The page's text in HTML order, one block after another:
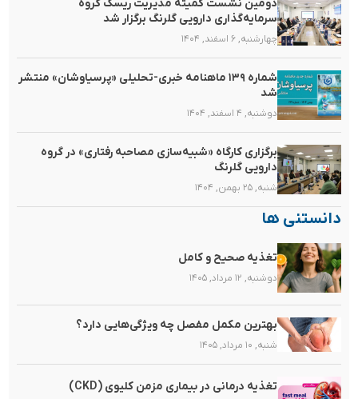
دومین نشست کمیته مدیریت ریسک گروه
سرمایه‌گذاری دارویی گلرنگ برگزار شد
چهارشنبه, ۶ اسفند, ۱۴۰۴
شماره ۱۳۹ ماهنامه خبری-تحلیلی «پرسیاوشان» منتشر
شد
دوشنبه, ۴ اسفند, ۱۴۰۴
برگزاری کارگاه «شبیه‌سازی مصاحبه رفتاری» در گروه
دارویی گلرنگ
شنبه, ۲۵ بهمن, ۱۴۰۴
دانستنی ها
تغذیه صحیح و کامل
دوشنبه, ۱۲ مرداد, ۱۴۰۵
بهترین مکمل مفصل چه ویژگی‌هایی دارد؟
شنبه, ۱۰ مرداد, ۱۴۰۵
تغذیه‌ درمانی در بیماری مزمن کلیوی (CKD)